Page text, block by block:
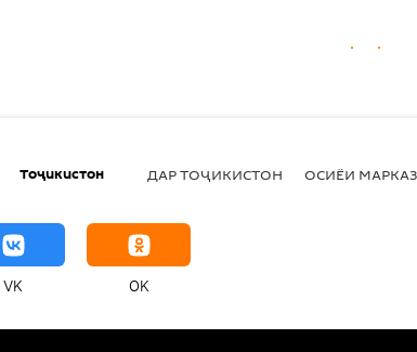
Тоҷикистон ДАР ТОҶИКИСТОН ОСИЁИ
VK OK